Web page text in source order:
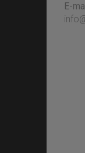
E-